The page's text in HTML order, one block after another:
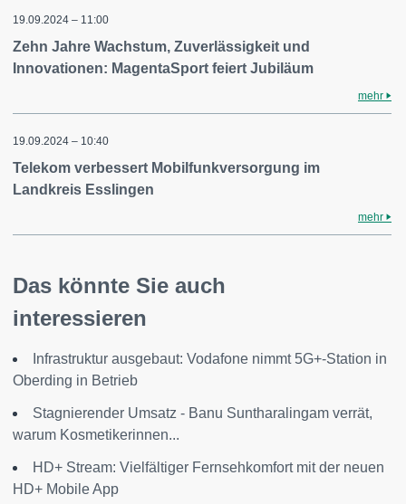
19.09.2024 – 11:00
Zehn Jahre Wachstum, Zuverlässigkeit und
Innovationen: MagentaSport feiert Jubiläum
mehr
19.09.2024 – 10:40
Telekom verbessert Mobilfunkversorgung im
Landkreis Esslingen
mehr
Das könnte Sie auch
interessieren
Infrastruktur ausgebaut: Vodafone nimmt 5G+-Station in
Oberding in Betrieb
Stagnierender Umsatz - Banu Suntharalingam verrät,
warum Kosmetikerinnen...
HD+ Stream: Vielfältiger Fernsehkomfort mit der neuen
HD+ Mobile App